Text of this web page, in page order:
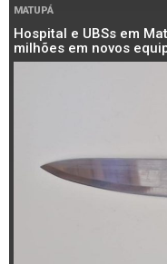
MATUPÁ
Hospital e UBSs em
milhões em novos